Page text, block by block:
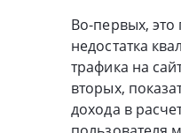
Во-первых, это
недостатка
трафика на
вторых,
дохода в